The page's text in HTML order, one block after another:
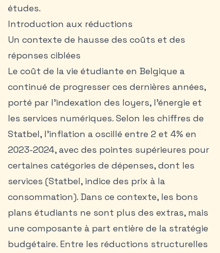
études.
Introduction aux réductions
Un contexte de hausse des coûts et des
réponses ciblées
Le coût de la vie étudiante en Belgique a
continué de progresser ces dernières années,
porté par l’indexation des loyers, l’énergie et
les services numériques. Selon les chiffres de
Statbel, l’inflation a oscillé entre 2 et 4% en
2023-2024, avec des pointes supérieures pour
certaines catégories de dépenses, dont les
services (Statbel, indice des prix à la
consommation). Dans ce contexte, les bons
plans étudiants ne sont plus des extras, mais
une composante à part entière de la stratégie
budgétaire. Entre les réductions structurelles